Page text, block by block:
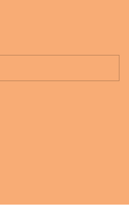
Therme & Lodge
im Seminarraum der St.
(vom Parkplatz hinter